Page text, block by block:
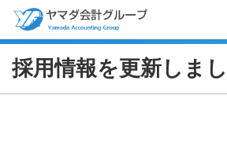
採用情報を更新しま